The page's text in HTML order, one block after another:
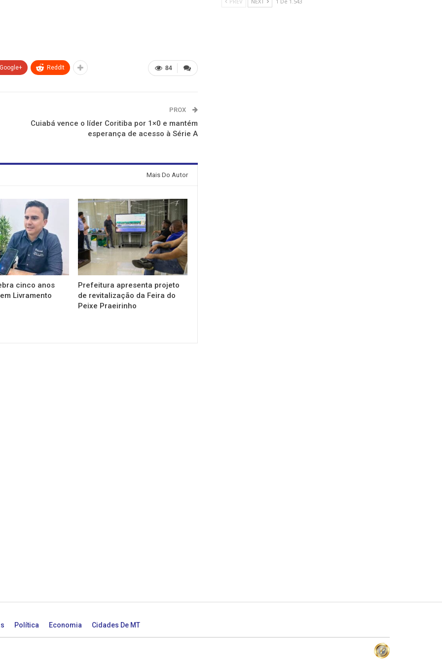
84
Google+ ReddIt
PROX
Cuiabá vence o líder Coritiba por 1×0 e mantém
esperança de acesso à Série A
Mais Do Autor
cinco anos
Livramento
Prefeitura apresenta projeto
de revitalização da Feira do
Peixe Praeirinho
Política Economia Cidades De MT